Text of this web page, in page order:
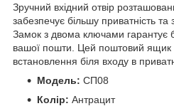
Зручний вхідний отвір
забезпечує більшу приватність та
Замок з двома ключами гарантує
вашої пошти. Цей поштовий ящик
встановлення біля входу в
Модель: СП08
Колір: Антрацит